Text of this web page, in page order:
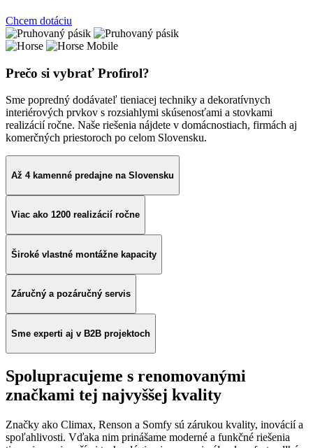
Chcem dotáciu
Prečo si vybrať Profirol?
Sme popredný dodávateľ tieniacej techniky a dekoratívnych
interiérových prvkov s rozsiahlymi skúsenosťami a stovkami
realizácií ročne. Naše riešenia nájdete v domácnostiach, firmách aj
komerčných priestoroch po celom Slovensku.
Až 4 kamenné predajne na Slovensku
Viac ako 1200 realizácií ročne
Široké vlastné montážne kapacity
Záručný a pozáručný servis
Sme experti aj v B2B projektoch
Spolupracujeme s renomovanými
značkami tej najvyššej kvality
Značky ako Climax, Renson a Somfy sú zárukou kvality, inovácií a
spoľahlivosti. Vďaka nim prinášame moderné a funkčné riešenia